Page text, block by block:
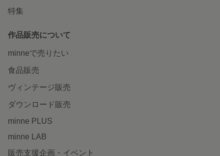
特集
作品販売について
minneで売りたい
食品販売
ヴィンテージ販売
ダウンロード販売
minne PLUS
minne LAB
販売支援企画・イベント